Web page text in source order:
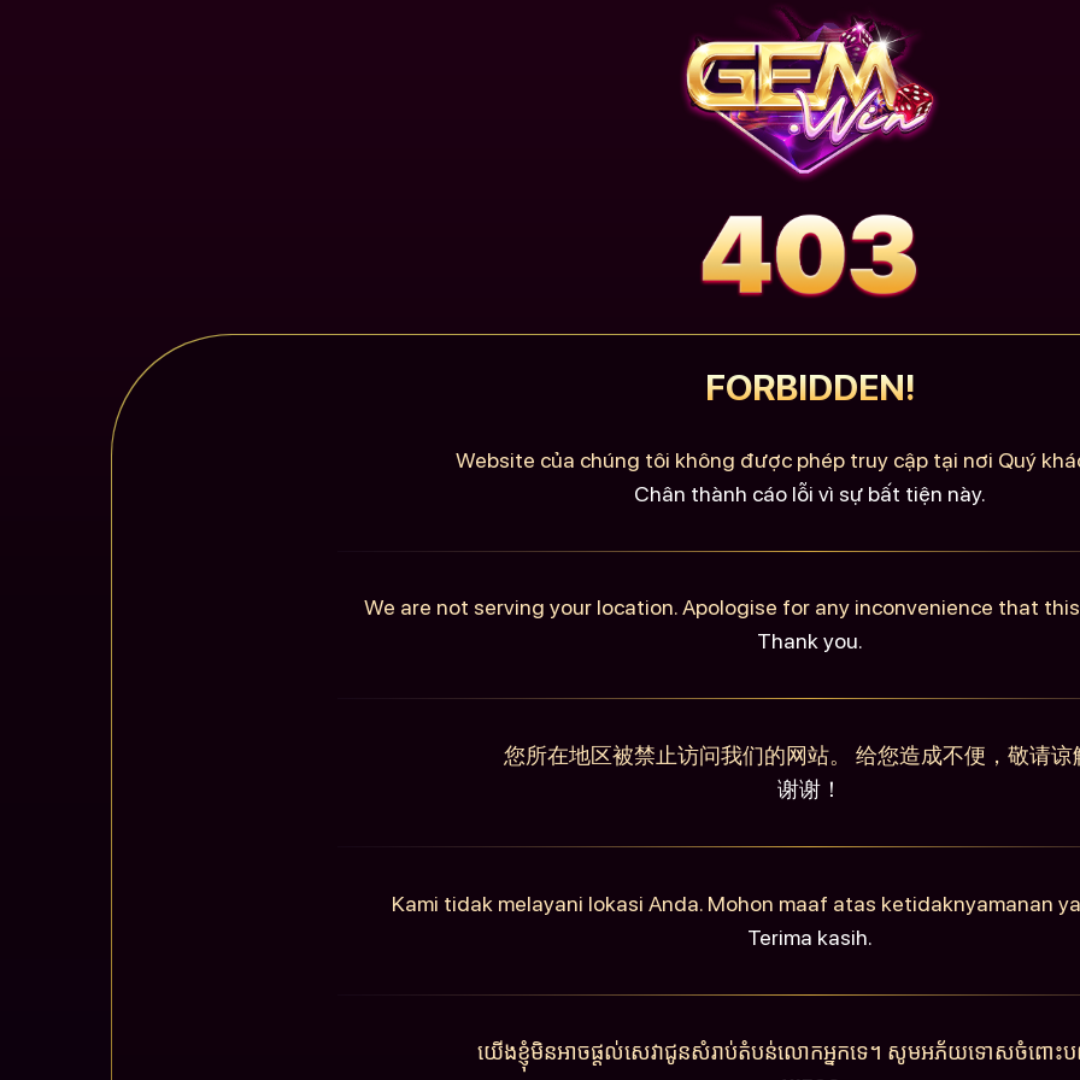
FORBIDDEN!
Website của chúng tôi không được phép truy cập tại nơi Quý
Chân thành cáo lỗi vì sự bất tiện này.
We are not serving your location. Apologise for any inconvenience that
Thank you.
您所在地区被禁止访问我们的网站。 给您造成不便，敬请谅
谢谢！
Kami tidak melayani lokasi Anda. Mohon maaf atas ketidaknyamanan
Terima kasih.
យើងខ្ញុំមិនអាចផ្តល់សេវាជូនសំរាប់តំបន់លោកអ្នកទេ។ សូមអភ័យទោសចំពោះបញ្